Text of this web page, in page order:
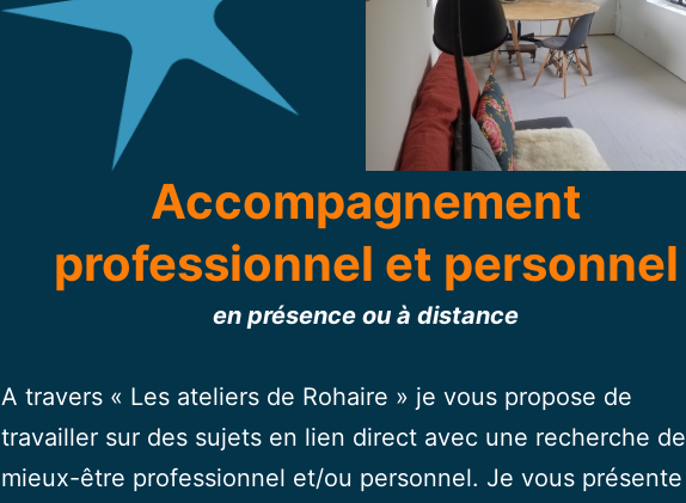
Accompagnement
professionnel et personnel
en présence ou à distance
A travers « Les ateliers de Rohaire » je vous propose de
travailler sur des sujets en lien direct avec une recherche de
mieux-être professionnel et/ou personnel. Je vous présente